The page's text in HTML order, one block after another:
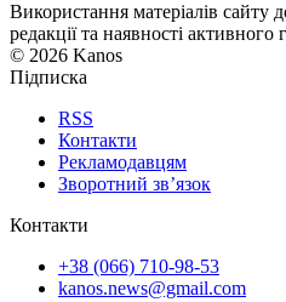
Використання матеріалів сайту
редакції та наявності
© 2026 Kanos
Підписка
RSS
Контакти
Рекламодавцям
Зворотний зв’язок
Контакти
+38 (066) 710-98-53
kanos.news@gmail.com